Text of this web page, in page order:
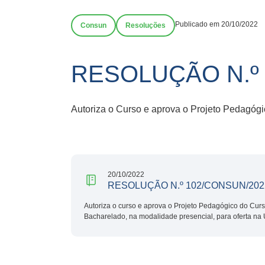
Consun Resoluções Publicado em 20/10/2022
RESOLUÇÃO
Autoriza o Curso e aprova o Projeto
20/10/2022
RESOLUÇÃO N.º 102/CONSUN/
Autoriza o curso e aprova o Projeto Pedagógico do
Bacharelado, na modalidade presencial, para oferta na